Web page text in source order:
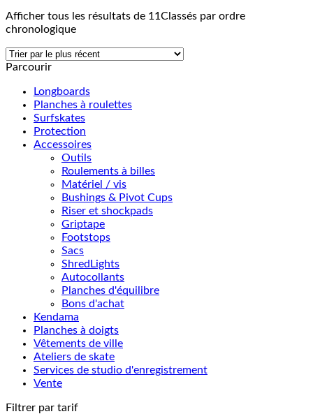
Afficher tous les résultats de 11 Classés par ordre
chronologique
Parcourir
Longboards
Planches à roulettes
Surfskates
Protection
Accessoires
Outils
Roulements à billes
Matériel / vis
Bushings & Pivot Cups
Riser et shockpads
Griptape
Footstops
Sacs
ShredLights
Autocollants
Planches d'équilibre
Bons d'achat
Kendama
Planches à doigts
Vêtements de ville
Ateliers de skate
Services de studio d'enregistrement
Vente
Filtrer par tarif